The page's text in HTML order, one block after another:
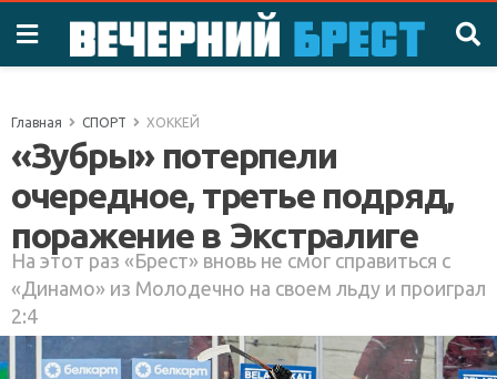
Главная СПОРТ ХОККЕЙ
«Зубры» потерпели
очередное, третье подряд,
поражение в Экстралиге
На этот раз «Брест» вновь не смог справиться с
«Динамо» из Молодечно на своем льду и проиграл
2:4